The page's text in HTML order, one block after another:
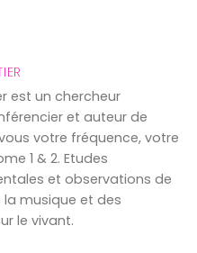
est un chercheur
et auteur de
votre fréquence, votre
1 & 2. Etudes
et observations de
la musique et des
le vivant.